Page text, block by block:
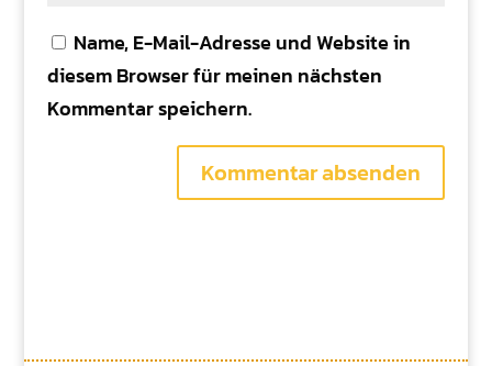
Name, E-Mail-Adresse und Website in
diesem Browser für meinen nächsten
Kommentar speichern.